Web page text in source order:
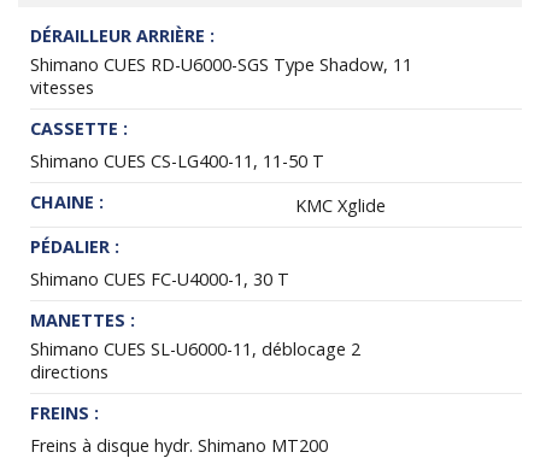
DÉRAILLEUR ARRIÈRE :
Shimano CUES RD-U6000-SGS Type Shadow, 11
vitesses
CASSETTE :
Shimano CUES CS-LG400-11, 11-50 T
CHAINE :
KMC Xglide
PÉDALIER :
Shimano CUES FC-U4000-1, 30 T
MANETTES :
Shimano CUES SL-U6000-11, déblocage 2
directions
FREINS :
Freins à disque hydr. Shimano MT200